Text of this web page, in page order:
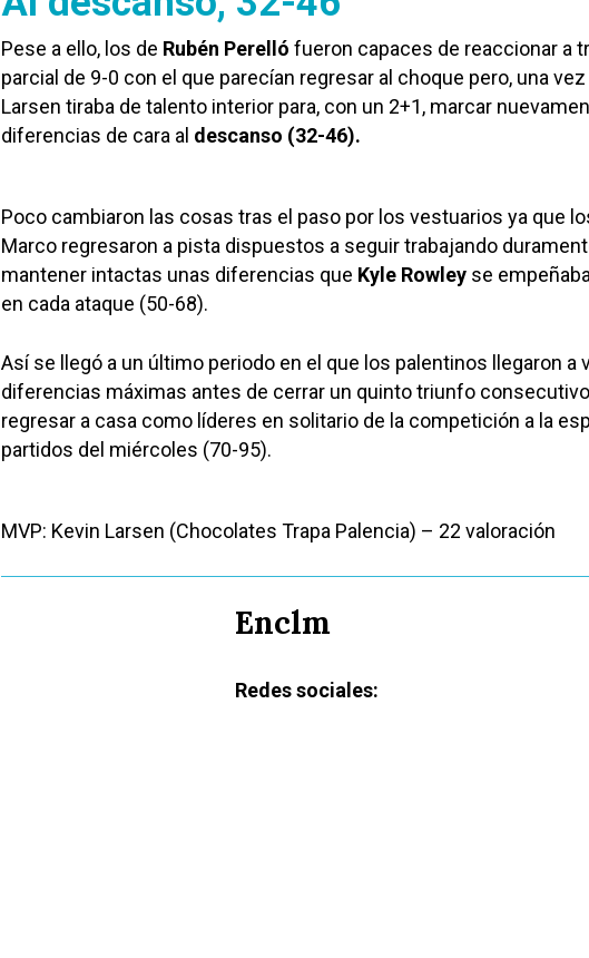
Pese a ello, los de Rubén Perelló fueron capaces de reaccionar a
parcial de 9-0 con el que parecían regresar al choque pero, una
Larsen tiraba de talento interior para, con un 2+1, marcar
diferencias de cara al descanso (32-46).
Poco cambiaron las cosas tras el paso por los vestuarios ya que
Marco regresaron a pista dispuestos a seguir trabajando
mantener intactas unas diferencias que Kyle Rowley se
en cada ataque (50-68).
Así se llegó a un último periodo en el que los palentinos llegaron a
diferencias máximas antes de cerrar un quinto triunfo
regresar a casa como líderes en solitario de la competición a la
partidos del miércoles (70-95).
MVP: Kevin Larsen (Chocolates Trapa Palencia) – 22 valoración
Enclm
Redes sociales: